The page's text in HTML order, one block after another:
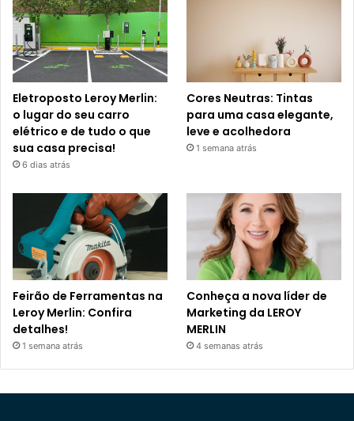
Eletroposto Leroy Merlin:
o lugar do seu carro
elétrico e de tudo o que
sua casa precisa!
6 dias atrás
Cores Neutras: Tintas
para uma casa elegante,
leve e acolhedora
1 semana atrás
Feirão de Ferramentas na
Leroy Merlin: Confira
detalhes!
1 semana atrás
Conheça a nova líder de
Marketing da LEROY
MERLIN
4 semanas atrás